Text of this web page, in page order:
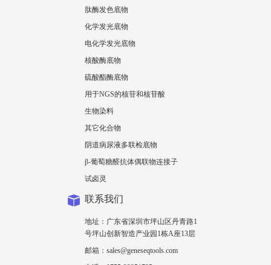
肽酶发色底物
化学发光底物
电化学发光底物
核酸酶底物
硫酸酯酶底物
用于NGS的核苷和核苷酸
生物染料
其它化合物
阴道病尿液多联检底物
β-葡萄糖醛抗体偶联物连接子
试卤灵
联系我们
地址：广东省深圳市坪山区丹青路1
号坪山创新智造产业园1栋A座13层
邮箱：sales@geneseqtools.com